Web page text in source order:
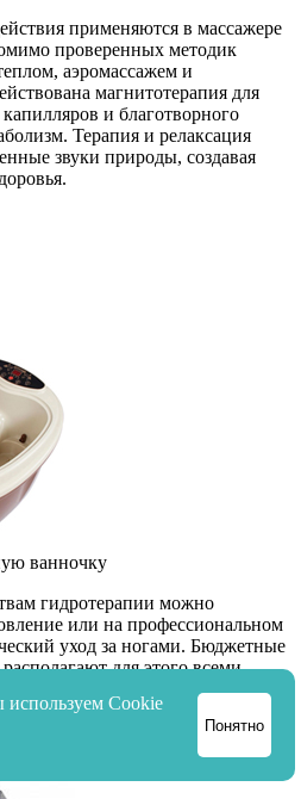
применяются в массажере
проверенных методик
аэромассажем и
магнитотерапия для
и благотворного
Терапия и релаксация
звуки природы, создавая
ванночку
гидротерапии можно
или на профессиональном
уход за ногами. Бюджетные
для этого всеми
и приспособлениями.
Cookie
Понятно